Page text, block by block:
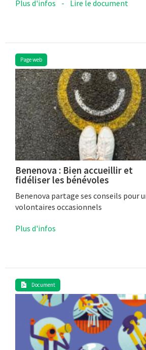
Plus d'infos - Lire le document
Page web
Benenova : Bien accueillir et
fidéliser les bénévoles
Benenova partage ses conseils pour
volontaires occasionnels
Plus d'infos
Document